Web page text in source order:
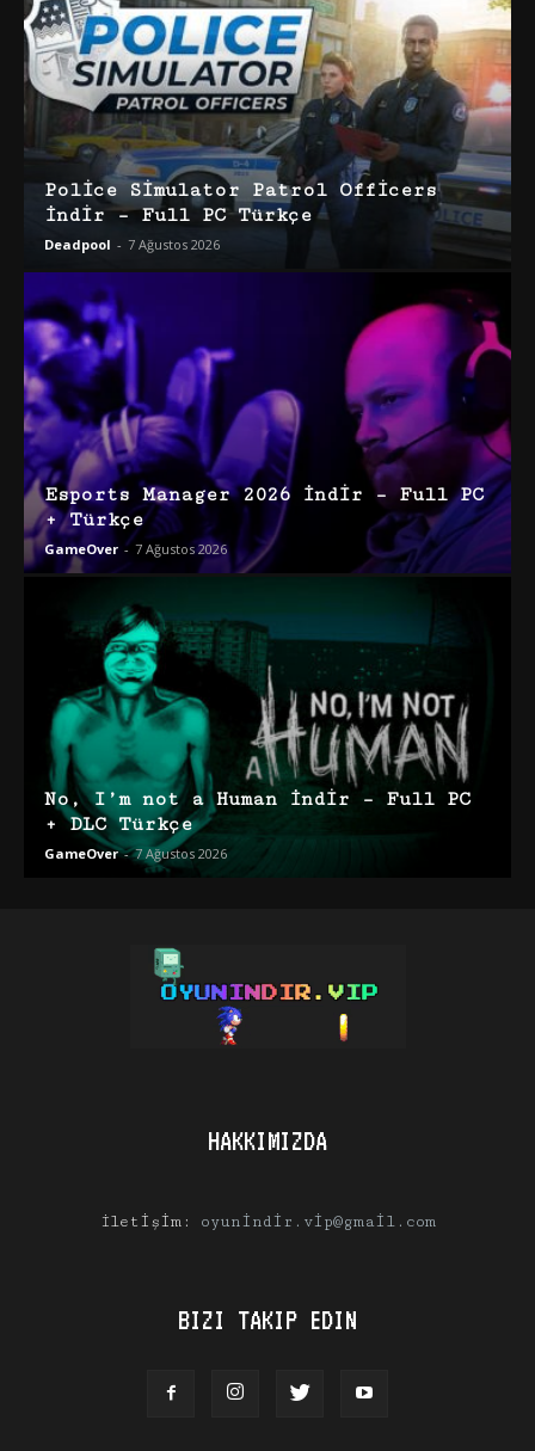
Police Simulator Patrol Officers
İndir – Full PC Türkçe
Deadpool - 7 Ağustos 2026
Esports Manager 2026 İndir – Full PC
+ Türkçe
GameOver - 7 Ağustos 2026
No, I’m not a Human İndir – Full PC
+ DLC Türkçe
GameOver - 7 Ağustos 2026
HAKKIMIZDA
İletişim: oyunindir.vip@gmail.com
BIZI TAKIP EDIN